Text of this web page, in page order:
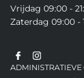
Vrijdag 09:00 -
Zaterdag 09:00 -
ADMINISTRATIEVE